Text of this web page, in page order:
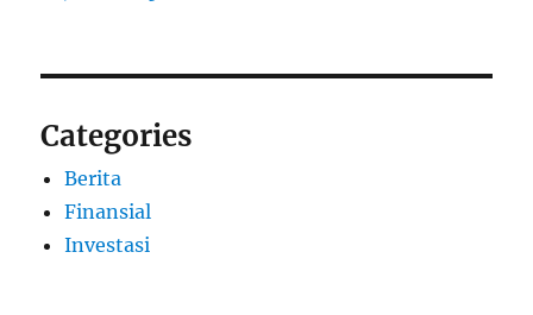
Categories
Berita
Finansial
Investasi